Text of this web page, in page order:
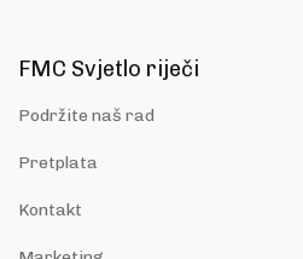
FMC Svjetlo riječi
Podržite naš rad
Pretplata
Kontakt